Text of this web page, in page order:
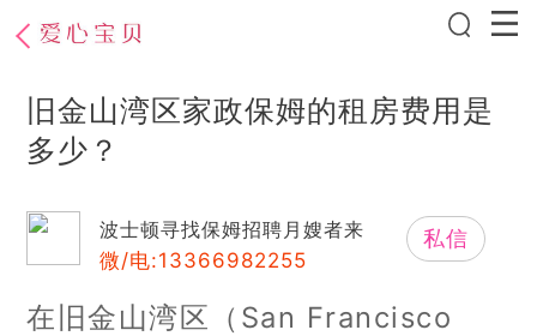
旧金山湾区家政保姆的租房费用是
多少？
波士顿寻找保姆招聘月嫂者来
微/电:13366982255
私信
在旧金山湾区（San Francisco